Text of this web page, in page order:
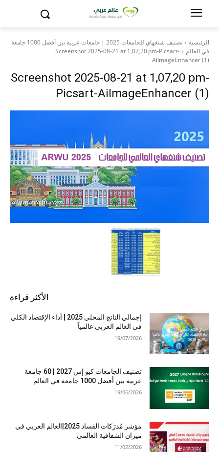
الرئيسية
تصنيف شنغهاي للجامعات 2025 | جامعات عربية بين أفضل 1000 جامعة
في العالم
Screenshot 2025-08-21 at 1,07,20 pm-Picsart-
AiImageEnhancer (1)
Screenshot 2025-08-21 at 1,07,20 pm-
Picsart-AiImageEnhancer (1)
الأكثر قراءة
إجمالي الناتج المحلي 2025 | أداء الإقتصاد الكلي
في العالم العربي عالمياً
19/07/2026
تصنيف الجامعات كيو إس 2027 | 60 جامعة
عربية بين أفضل 1000 جامعة في العالم
19/06/2026
مؤشر مُدرَكات الفساد 2025|العالم العربي في
ميزان الشفافية العالمي
11/02/2026